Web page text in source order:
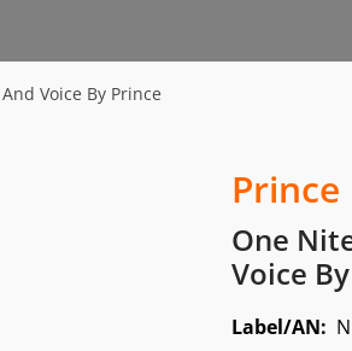
Voice By Prince
Prince
One
Voice
Label/AN: